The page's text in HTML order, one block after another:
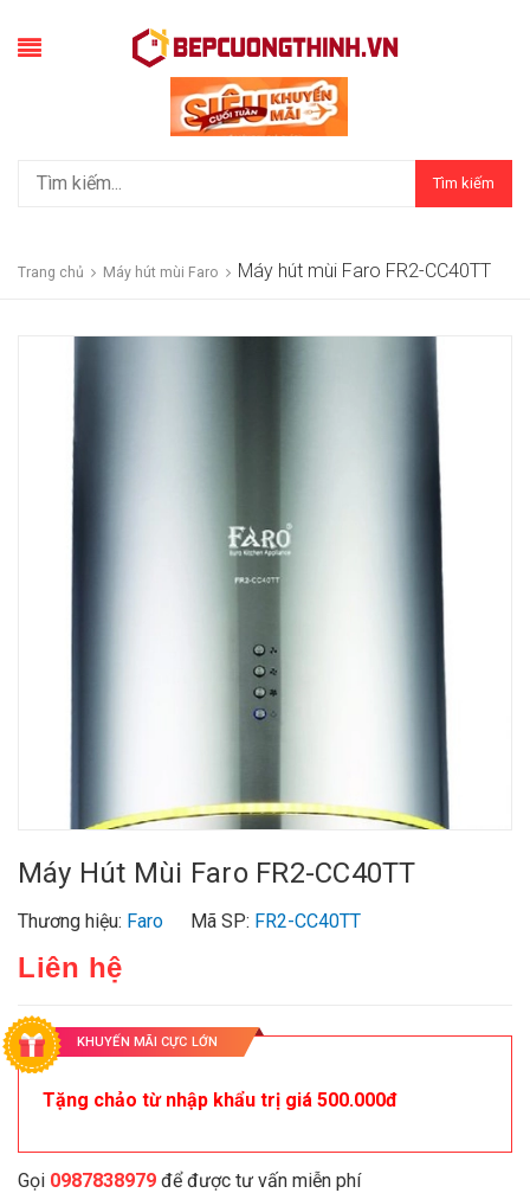
Tìm kiếm
Trang chủ Máy hút mùi Faro Máy hút mùi Faro FR2-CC40TT
Máy Hút Mùi Faro FR2-CC40TT
Thương hiệu: Faro Mã SP: FR2-CC40TT
Liên hệ
KHUYẾN MÃI CỰC LỚN
Tặng chảo từ nhập khẩu trị giá 500.000đ
Gọi 0987838979 để được tư vấn miễn phí